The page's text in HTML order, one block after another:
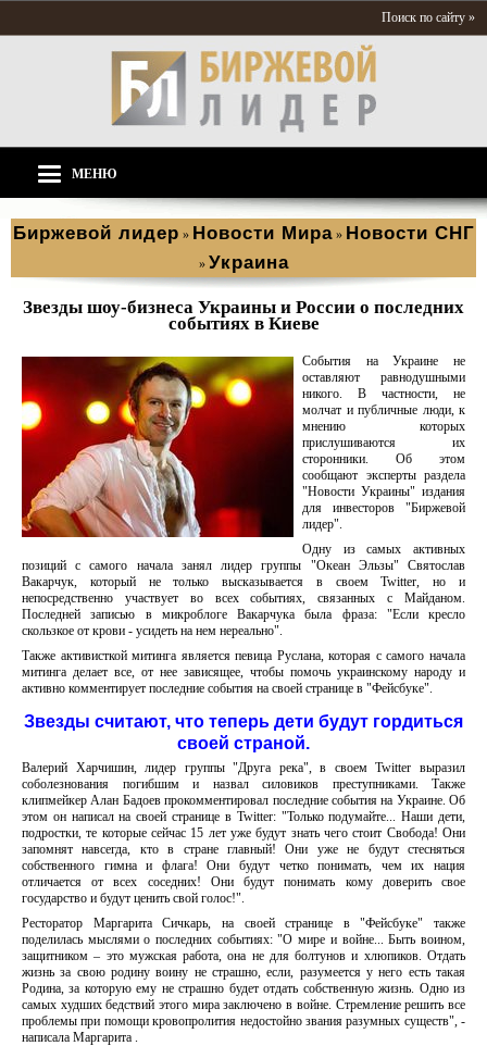
Поиск по сайту »
МЕНЮ
Биржевой лидер » Новости Мира » Новости СНГ
» Украина
Звезды шоу-бизнеса Украины и России о последних
событиях в Киеве
События на Украине не
оставляют равнодушными
никого. В частности, не
молчат и публичные люди, к
мнению которых
прислушиваются их
сторонники. Об этом
сообщают эксперты раздела
"Новости Украины" издания
для инвесторов "Биржевой
лидер".
Одну из самых активных
позиций с самого начала занял лидер группы "Океан Эльзы" Святослав
Вакарчук, который не только высказывается в своем Twitter, но и
непосредственно участвует во всех событиях, связанных с Майданом.
Последней записью в микроблоге Вакарчука была фраза: "Если кресло
скользкое от крови - усидеть на нем нереально".
Также активисткой митинга является певица Руслана, которая с самого начала
митинга делает все, от нее зависящее, чтобы помочь украинскому народу и
активно комментирует последние события на своей странице в "Фейсбуке".
Звезды считают, что теперь дети будут гордиться
своей страной.
Валерий Харчишин, лидер группы "Друга река", в своем Twitter выразил
соболезнования погибшим и назвал силовиков преступниками. Также
клипмейкер Алан Бадоев прокомментировал последние события на Украине. Об
этом он написал на своей странице в Twitter: "Только подумайте... Наши дети,
подростки, те которые сейчас 15 лет уже будут знать чего стоит Свобода! Они
запомнят навсегда, кто в стране главный! Они уже не будут стесняться
собственного гимна и флага! Они будут четко понимать, чем их нация
отличается от всех соседних! Они будут понимать кому доверить свое
государство и будут ценить свой ​​голос!".
Ресторатор Маргарита Сичкарь, на своей странице в "Фейсбуке" также
поделилась мыслями о последних событиях: "О мире и войне... Быть воином,
защитником – это мужская работа, она не для болтунов и хлюпиков. Отдать
жизнь за свою родину воину не страшно, если, разумеется у него есть такая
Родина, за которую ему не страшно будет отдать собственную жизнь. Одно из
самых худших бедствий этого мира заключено в войне. Стремление решить все
проблемы при помощи кровопролития недостойно звания разумных существ", -
написала Маргарита .